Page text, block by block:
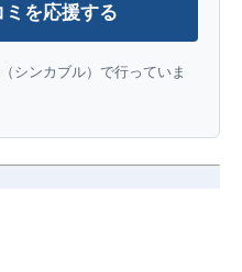
を応援する
シンカブル）で行っていま